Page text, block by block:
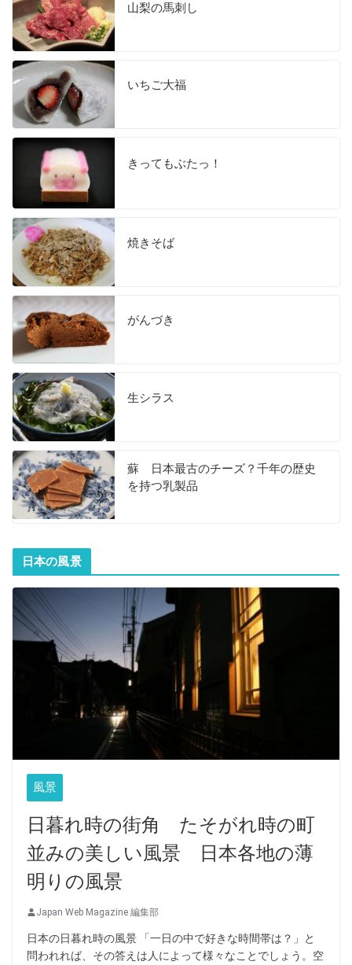
山梨の馬刺し
いちご大福
きってもぶたっ！
焼きそば
がんづき
生シラス
蘇 日本最古のチーズ？千年の歴史
を持つ乳製品
日本の風景
風景
日暮れ時の街角 たそがれ時の町
並みの美しい風景 日本各地の薄
明りの風景
Japan Web Magazine 編集部
日本の日暮れ時の風景 「一日の中で好きな時間帯は？」と
問われれば、その答えは人によって様々なことでしょう。空